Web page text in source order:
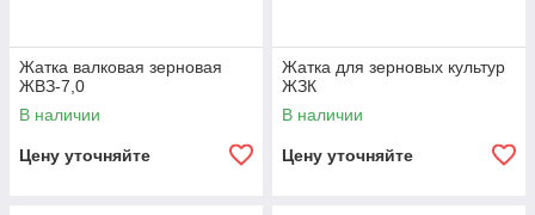
Жатка валковая зерновая
ЖВЗ-7,0
В наличии
Цену уточняйте
Жатка для зерновых культур
ЖЗК
В наличии
Цену уточняйте